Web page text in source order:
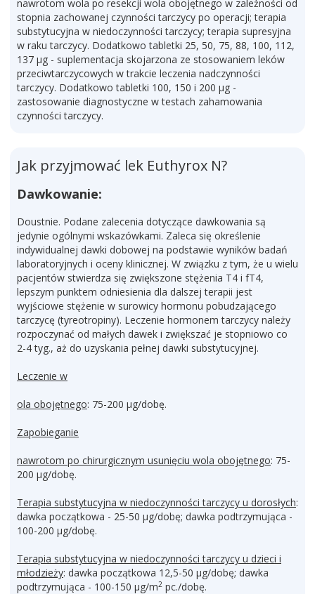
nawrotom wola po resekcji wola obojętnego w zależności od
stopnia zachowanej czynności tarczycy po operacji; terapia
substytucyjna w niedoczynności tarczycy; terapia supresyjna
w raku tarczycy. Dodatkowo tabletki 25, 50, 75, 88, 100, 112,
137 µg - suplementacja skojarzona ze stosowaniem leków
przeciwtarczycowych w trakcie leczenia nadczynności
tarczycy. Dodatkowo tabletki 100, 150 i 200 µg -
zastosowanie diagnostyczne w testach zahamowania
czynności tarczycy.
Jak przyjmować lek Euthyrox N?
Dawkowanie:
Doustnie. Podane zalecenia dotyczące dawkowania są
jedynie ogólnymi wskazówkami. Zaleca się określenie
indywidualnej dawki dobowej na podstawie wyników badań
laboratoryjnych i oceny klinicznej. W związku z tym, że u wielu
pacjentów stwierdza się zwiększone stężenia T4 i fT4,
lepszym punktem odniesienia dla dalszej terapii jest
wyjściowe stężenie w surowicy hormonu pobudzającego
tarczycę (tyreotropiny). Leczenie hormonem tarczycy należy
rozpoczynać od małych dawek i zwiększać je stopniowo co
2-4 tyg., aż do uzyskania pełnej dawki substytucyjnej.
Leczenie w
ola obojętnego: 75-200 µg/dobę.
Zapobieganie
nawrotom po chirurgicznym usunięciu wola obojętnego: 75-
200 µg/dobę.
Terapia substytucyjna w niedoczynności tarczycy u dorosłych:
dawka początkowa - 25-50 µg/dobę; dawka podtrzymująca -
100-200 µg/dobę.
Terapia substytucyjna w niedoczynności tarczycy u dzieci i
młodzieży: dawka początkowa 12,5-50 µg/dobę; dawka
podtrzymująca - 100-150 µg/m2 pc./dobę.